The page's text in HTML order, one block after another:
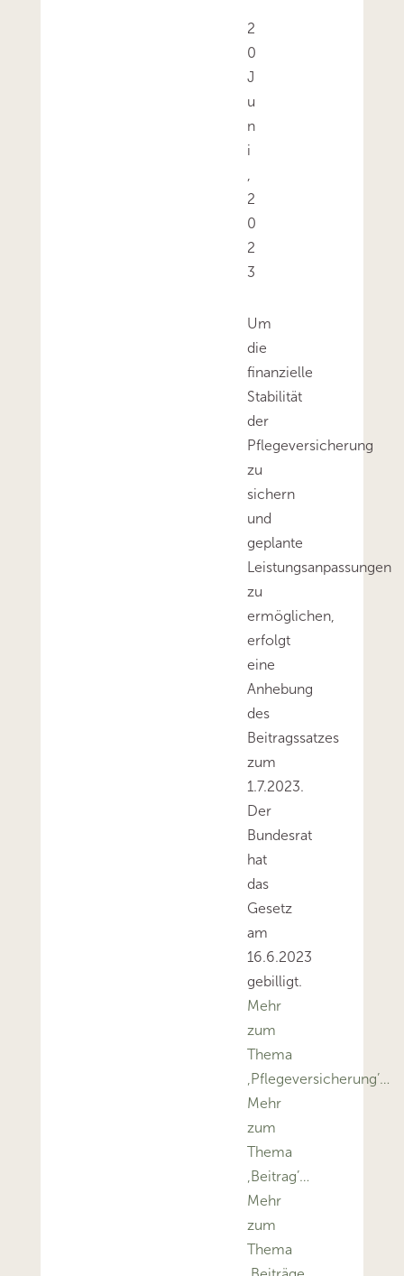
2
0
J
u
n
i
,
2
0
2
3
Um
die
finanzielle
Stabilität
der
Pflegeversicherung
zu
sichern
und
geplante
Leistungsanpassungen
zu
ermöglichen,
erfolgt
eine
Anhebung
des
Beitragssatzes
zum
1.7.2023.
Der
Bundesrat
hat
das
Gesetz
am
16.6.2023
gebilligt.
Mehr
zum
Thema
‚Pflegeversicherung’…
Mehr
zum
Thema
‚Beitrag’…
Mehr
zum
Thema